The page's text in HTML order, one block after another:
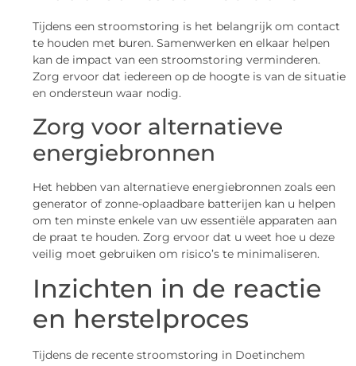
Tijdens een stroomstoring is het belangrijk om contact
te houden met buren. Samenwerken en elkaar helpen
kan de impact van een stroomstoring verminderen.
Zorg ervoor dat iedereen op de hoogte is van de situatie
en ondersteun waar nodig.
Zorg voor alternatieve
energiebronnen
Het hebben van alternatieve energiebronnen zoals een
generator of zonne-oplaadbare batterijen kan u helpen
om ten minste enkele van uw essentiële apparaten aan
de praat te houden. Zorg ervoor dat u weet hoe u deze
veilig moet gebruiken om risico’s te minimaliseren.
Inzichten in de reactie
en herstelproces
Tijdens de recente stroomstoring in Doetinchem